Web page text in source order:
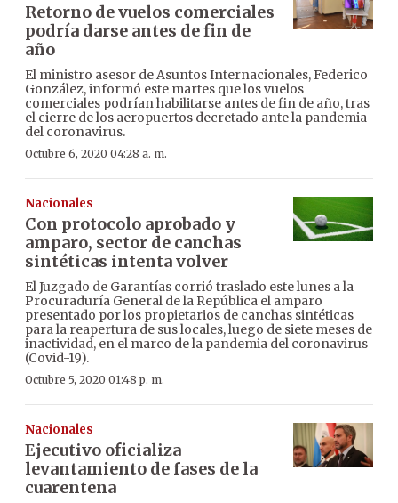
Retorno de vuelos comerciales
podría darse antes de fin de
año
El ministro asesor de Asuntos Internacionales, Federico
González, informó este martes que los vuelos
comerciales podrían habilitarse antes de fin de año, tras
el cierre de los aeropuertos decretado ante la pandemia
del coronavirus.
Octubre 6, 2020 04:28 a. m.
Nacionales
Con protocolo aprobado y
amparo, sector de canchas
sintéticas intenta volver
El Juzgado de Garantías corrió traslado este lunes a la
Procuraduría General de la República el amparo
presentado por los propietarios de canchas sintéticas
para la reapertura de sus locales, luego de siete meses de
inactividad, en el marco de la pandemia del coronavirus
(Covid-19).
Octubre 5, 2020 01:48 p. m.
Nacionales
Ejecutivo oficializa
levantamiento de fases de la
cuarentena